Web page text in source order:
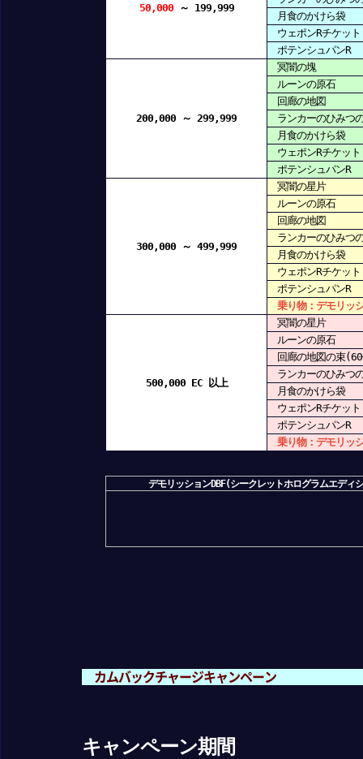
50,000～ 199,999
月食のかけら袋
ウェポンRチケット
ポテンシュパンR
200,000 ～ 299,999
冥闇の塊
ルーンの原石
回廊の地図
ランカーのひみつ
月食のかけら袋
ウェポンRチケット
ポテンシュパンR
300,000 ～ 499,999
冥闇の星片
ルーンの原石
回廊の地図
ランカーのひみつ
月食のかけら袋
ウェポンRチケット
ポテンシュパンR
乗り物：デモリッ
500,000 EC 以上
冥闇の星片
ルーンの原石
回廊の地図の束
ランカーのひみつ
月食のかけら袋
ウェポンRチケット
ポテンシュパンR
乗り物：デモリッ
デモリッションDBF(シークレットホログラムエディ
カムバックチャージキャンペーン
キャンペーン期間